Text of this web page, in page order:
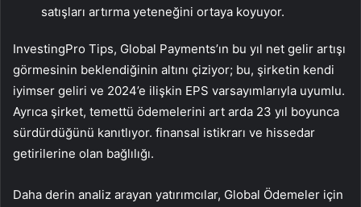
satışları artırma yeteneğini ortaya koyuyor.
InvestingPro Tips, Global Payments’ın bu yıl net gelir artışı
görmesinin beklendiğinin altını çiziyor; bu, şirketin kendi
iyimser geliri ve 2024’e ilişkin EPS varsayımlarıyla uyumlu.
Ayrıca şirket, temettü ödemelerini art arda 23 yıl boyunca
sürdürdüğünü kanıtlıyor. finansal istikrarı ve hissedar
getirilerine olan bağlılığı.
Daha derin analiz arayan yatırımcılar, Global Ödemeler için